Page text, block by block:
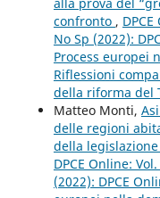
confronto ,
No Sp (2022):
Process europei
Riflessioni
della riforma del
Matteo Monti,
delle regioni
della
DPCE Online:
(2022): DPCE